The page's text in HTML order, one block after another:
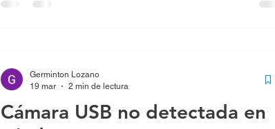
Cámara USB no detectada en
Germinton Lozano
19 mar
2 min de lectura